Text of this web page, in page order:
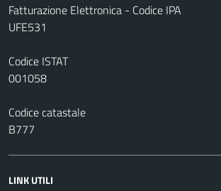
Fatturazione Elettronica - Codice IPA
UFE531
Codice ISTAT
001058
Codice catastale
B777
LINK UTILI